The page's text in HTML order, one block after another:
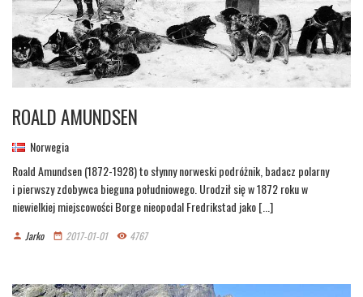
ROALD AMUNDSEN
Norwegia
Roald Amundsen (1872-1928) to słynny norweski podróżnik, badacz polarny
i pierwszy zdobywca bieguna południowego. Urodził się w 1872 roku w
niewielkiej miejscowości Borge nieopodal Fredrikstad jako [...]
person Jarko date_range 2017-01-01 remove_red_eye 4767